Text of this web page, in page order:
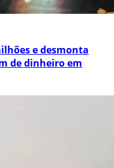
e desmonta
de dinheiro em